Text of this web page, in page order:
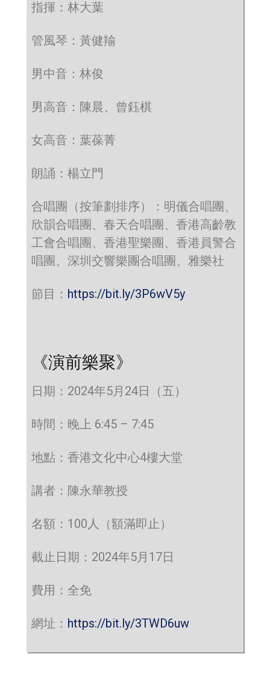
指揮：林大葉
管風琴：黃健羭
男中音：林俊
男高音：陳晨、曾鈺棋
女高音：葉葆菁
朗誦：楊立門
合唱團（按筆劃排序）：明儀合唱團、
欣韻合唱團、春天合唱團、香港高齡教
工會合唱團、香港聖樂團、香港員警合
唱團、深圳交響樂團合唱團、雅樂社
節目： https://bit.ly/3P6wV5y
《演前樂聚》
日期：2024年5月24日（五）
時間：晚上 6:45 – 7:45
地點：香港文化中心4樓大堂
講者：陳永華教授
名額：100人（額滿即止）
截止日期：2024年5月17日
費用：全免
網址： https://bit.ly/3TWD6uw